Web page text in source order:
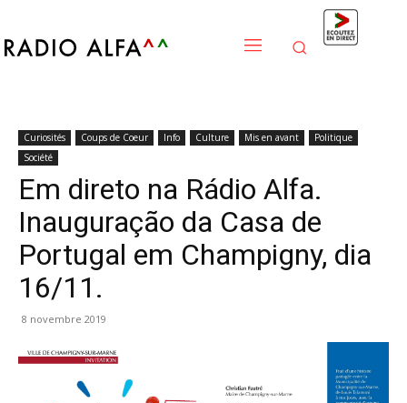
Curiosités Coups de Coeur Info Culture Mis en avant
Politique
Société
Em direto na Rádio Alfa.
Inauguração da Casa de
Portugal em Champigny, dia
16/11.
8 novembre 2019